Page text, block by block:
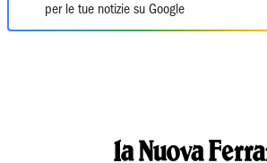
per le tue notizie su Google